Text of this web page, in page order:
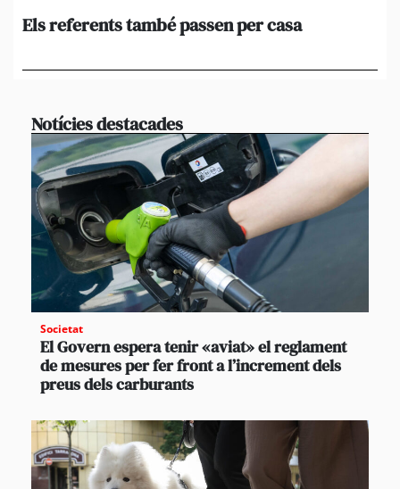
Els referents també passen per casa
Notícies destacades
Societat
El Govern espera tenir «aviat» el reglament
de mesures per fer front a l’increment dels
preus dels carburants